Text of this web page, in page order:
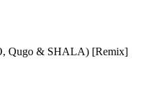
Qugo & SHALA) [Remix]